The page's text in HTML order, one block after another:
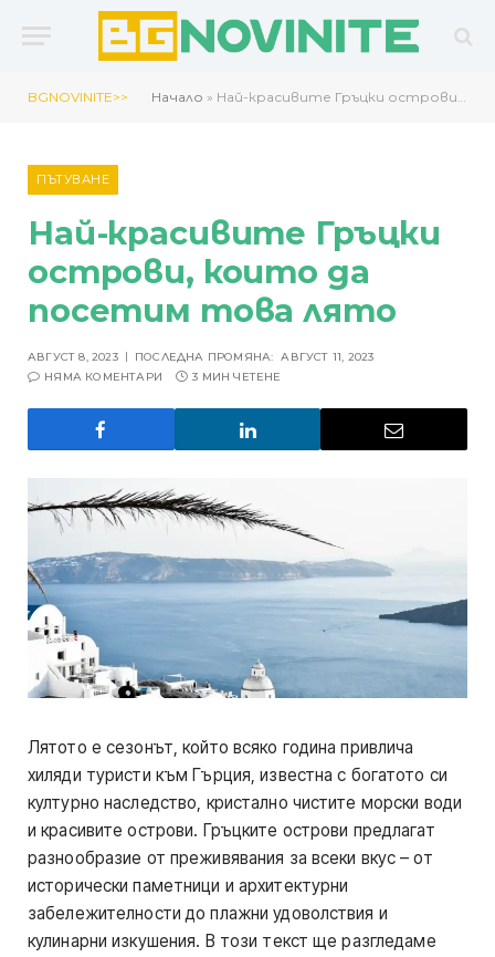
BGNOVINITE>> Начало » Най-красивите Гръцки острови, които да посетим това лято
ПЪТУВАНЕ
Най-красивите Гръцки
острови, които да
посетим това лято
АВГУСТ 8, 2023 ПОСЛЕДНА ПРОМЯНА: АВГУСТ 11, 2023
НЯМА КОМЕНТАРИ
3 МИН ЧЕТЕНЕ
Лятото е сезонът, който всяко година привлича
хиляди туристи към Гърция, известна с богатото си
културно наследство, кристално чистите морски води
и красивите острови. Гръцките острови предлагат
разнообразие от преживявания за всеки вкус – от
исторически паметници и архитектурни
забележителности до плажни удоволствия и
кулинарни изкушения. В този текст ще разгледаме